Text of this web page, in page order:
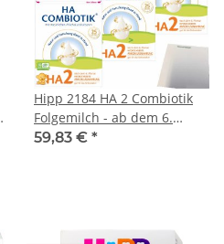
Hipp 2184 HA 2 Combiotik
Folgemilch - ab dem 6.
Monat 3er Pack (3x600g
59,83 € *